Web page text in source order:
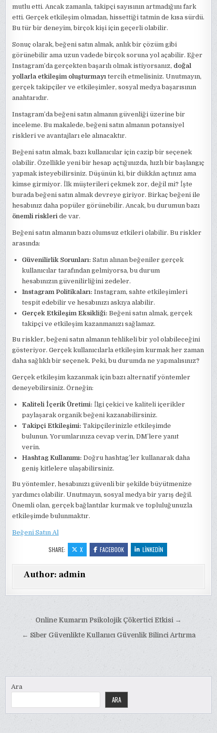
mutlu etti. Ancak zamanla, takipçi sayısının artmadığını fark
etti. Gerçek etkileşim olmadan, hissettiği tatmin de kısa sürdü.
Bu tür bir deneyim, birçok kişi için geçerli olabilir.
Sonuç olarak, beğeni satın almak, anlık bir çözüm gibi
görünebilir ama uzun vadede birçok soruna yol açabilir. Eğer
Instagram’da gerçekten başarılı olmak istiyorsanız, doğal
yollarla etkileşim oluşturmayı tercih etmelisiniz. Unutmayın,
gerçek takipçiler ve etkileşimler, sosyal medya başarısının
anahtarıdır.
Instagram’da beğeni satın almanın güvenliği üzerine bir
inceleme. Bu makalede, beğeni satın almanın potansiyel
riskleri ve avantajları ele alınacaktır.
Beğeni satın almak, bazı kullanıcılar için cazip bir seçenek
olabilir. Özellikle yeni bir hesap açtığınızda, hızlı bir başlangıç
yapmak isteyebilirsiniz. Düşünün ki, bir dükkân açtınız ama
kimse girmiyor. İlk müşterileri çekmek zor, değil mi? İşte
burada beğeni satın almak devreye giriyor. Birkaç beğeni ile
hesabınız daha popüler görünebilir. Ancak, bu durumun bazı
önemli riskleri de var.
Beğeni satın almanın bazı olumsuz etkileri olabilir. Bu riskler
arasında:
Güvenilirlik Sorunları: Satın alınan beğeniler gerçek
kullanıcılar tarafından gelmiyorsa, bu durum
hesabınızın güvenilirliğini zedeler.
Instagram Politikaları: Instagram, sahte etkileşimleri
tespit edebilir ve hesabınızı askıya alabilir.
Gerçek Etkileşim Eksikliği: Beğeni satın almak, gerçek
takipçi ve etkileşim kazanmanızı sağlamaz.
Bu riskler, beğeni satın almanın tehlikeli bir yol olabileceğini
gösteriyor. Gerçek kullanıcılarla etkileşim kurmak her zaman
daha sağlıklı bir seçenek. Peki, bu durumda ne yapmalısınız?
Gerçek etkileşim kazanmak için bazı alternatif yöntemler
deneyebilirsiniz. Örneğin:
Kaliteli İçerik Üretimi: İlgi çekici ve kaliteli içerikler
paylaşarak organik beğeni kazanabilirsiniz.
Takipçi Etkileşimi: Takipçilerinizle etkileşimde
bulunun. Yorumlarınıza cevap verin, DM’lere yanıt
verin.
Hashtag Kullanımı: Doğru hashtag’ler kullanarak daha
geniş kitlelere ulaşabilirsiniz.
Bu yöntemler, hesabınızı güvenli bir şekilde büyütmenize
yardımcı olabilir. Unutmayın, sosyal medya bir yarış değil.
Önemli olan, gerçek bağlantılar kurmak ve topluluğunuzla
etkileşimde bulunmaktır.
Beğeni Satın Al
SHARE: X FACEBOOK LINKEDIN
Author: admin
gezinmesi
Online Kumarın Psikolojik Çökertici Etkisi →
← Siber Güvenlikte Kullanıcı Güvenlik Bilinci Artırma
Ara
ARA